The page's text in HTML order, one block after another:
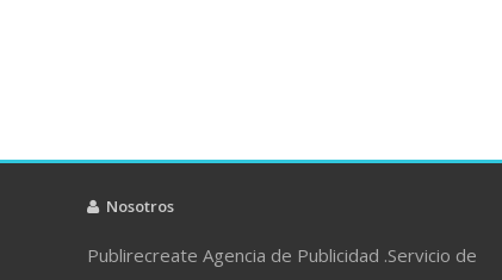
Nosotros
Publirecreate Agencia de Publicidad .Servicio de